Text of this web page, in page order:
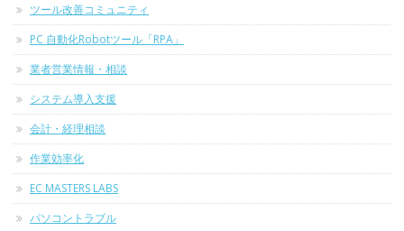
ツール改善コミュニティ
PC 自動化Robotツール「RPA」
業者営業情報・相談
システム導入支援
会計・経理相談
作業効率化
EC MASTERS LABS
パソコントラブル